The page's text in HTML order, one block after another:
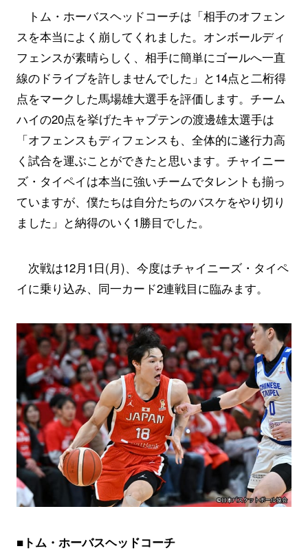
トム・ホーバスヘッドコーチは「相手のオフェン
スを本当によく崩してくれました。オンボールディ
フェンスが素晴らしく、相手に簡単にゴールへ一直
線のドライブを許しませんでした」と14点と二桁得
点をマークした馬場雄大選手を評価します。チーム
ハイの20点を挙げたキャプテンの渡邊雄太選手は
「オフェンスもディフェンスも、全体的に遂行力高
く試合を運ぶことができたと思います。チャイニー
ズ・タイペイは本当に強いチームでタレントも揃っ
ていますが、僕たちは自分たちのバスケをやり切り
ました」と納得のいく1勝目でした。
次戦は12月1日(月)、今度はチャイニーズ・タイペ
イに乗り込み、同一カード2連戦目に臨みます。
■トム・ホーバスヘッドコーチ